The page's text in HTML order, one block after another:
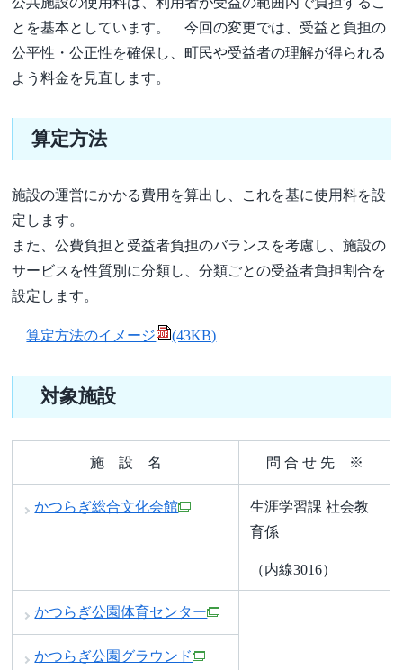
とを基本としています。 今回の変更では、受益と負担の
公平性・公正性を確保し、町民や受益者の理解が得られる
よう料金を見直します。
算定方法
施設の運営にかかる費用を算出し、これを基に使用料を設
定します。
また、公費負担と受益者負担のバランスを考慮し、施設の
サービスを性質別に分類し、分類ごとの受益者負担割合を
設定します。
算定方法のイメージ (43KB)
対象施設
施 設 名 問 合 せ 先 ※
かつらぎ総合文化会館
生涯学習課 社会教
育係
（内線3016）
かつらぎ公園体育センター
かつらぎ公園グラウンド